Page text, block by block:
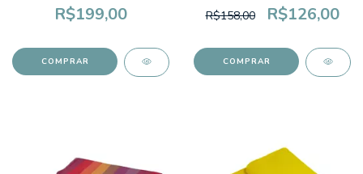
24CM
R$199,00
R$158,00
R$126,00